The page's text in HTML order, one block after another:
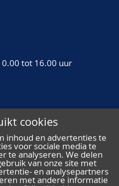
tot 16.00 uur
cookies
inhoud en advertenties te
voor sociale media te
te analyseren. We delen
van onze site met
en analysepartners
met andere informatie